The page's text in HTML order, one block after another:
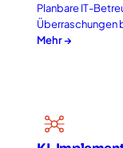
Planbare IT-
Überraschungen
Mehr →